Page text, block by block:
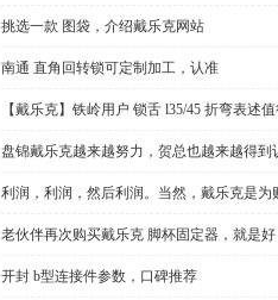
挑选一款 图袋，介绍戴乐克网站
南通 直角回转锁可定制加工，认准
【戴乐克】铁岭用户 锁舌 l35/45 折弯表述
盘锦戴乐克越来越努力，贺总也越来越得到
利润，利润，然后利润。当然，戴乐克是为
老伙伴再次购买戴乐克 脚杯固定器，就是
开封 b型连接件参数，口碑推荐